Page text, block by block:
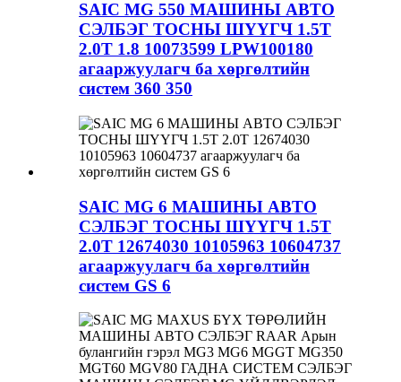
SAIC MG 550 МАШИНЫ АВТО
СЭЛБЭГ ТОСНЫ ШҮҮГЧ 1.5T
2.0T 1.8 10073599 LPW100180
агааржуулагч ба хөргөлтийн
систем 360 350
SAIC MG 6 МАШИНЫ АВТО
СЭЛБЭГ ТОСНЫ ШҮҮГЧ 1.5T
2.0T 12674030 10105963 10604737
агааржуулагч ба хөргөлтийн
систем GS 6